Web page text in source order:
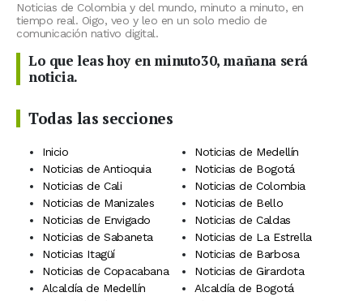
Noticias de Colombia y del mundo, minuto a minuto, en
tiempo real. Oigo, veo y leo en un solo medio de
comunicación nativo digital.
Lo que leas hoy en minuto30, mañana será
noticia.
Todas las secciones
Inicio
Noticias de Medellín
Noticias de Antioquia
Noticias de Bogotá
Noticias de Cali
Noticias de Colombia
Noticias de Manizales
Noticias de Bello
Noticias de Envigado
Noticias de Caldas
Noticias de Sabaneta
Noticias de La Estrella
Noticias Itagüí
Noticias de Barbosa
Noticias de Copacabana
Noticias de Girardota
Alcaldía de Medellín
Alcaldía de Bogotá